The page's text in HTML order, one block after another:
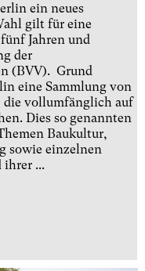
ein neues
gilt für eine
Jahren und
der
Grund
eine Sammlung von
die vollumfänglich auf
Dies so genannten
Baukultur,
sowie einzelnen
ihrer ...